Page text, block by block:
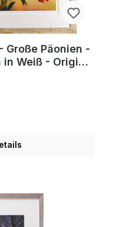
Große Päonien -
Weiß - Original